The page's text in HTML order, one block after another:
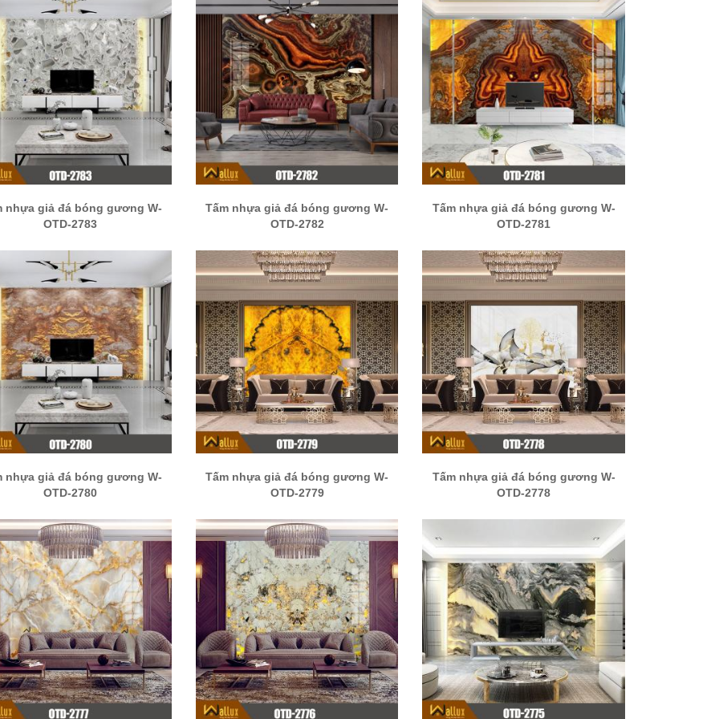
nhựa giả đá bóng gương W-
OTD-2783
Tấm nhựa giả đá bóng gương W-
OTD-2782
Tấm nhựa giả đá bóng gương W-
OTD-2781
nhựa giả đá bóng gương W-
OTD-2780
Tấm nhựa giả đá bóng gương W-
OTD-2779
Tấm nhựa giả đá bóng gương W-
OTD-2778